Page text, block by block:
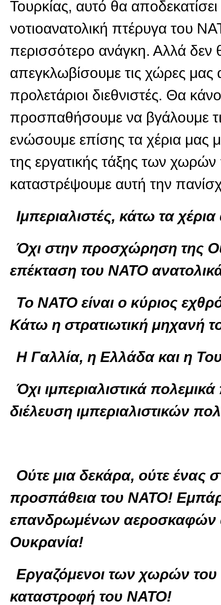
Τουρκίας, αυτό θα
νοτιοανατολική πτέρυγα του
περισσότερο ανάγκη. Αλλά δεν
απεγκλωβίσουμε τις χώρες
προλετάριοι διεθνιστές. Θα
προσπαθήσουμε να βγάλουμε
ενώσουμε επίσης τα χέρια μας
της εργατικής τάξης των
καταστρέψουμε αυτή την
Ιμπεριαλιστές, κάτω τα
Όχι στην προσχώρηση της
επέκταση του ΝΑΤΟ
Το ΝΑΤΟ είναι ο κύριος
Κάτω η στρατιωτική μηχανή
Η Γαλλία, η Ελλάδα και η
Όχι ιμπεριαλιστικά
διέλευση ιμπεριαλιστικών
Ούτε μια δεκάρα, ούτε ένας
προσπάθεια του ΝΑΤΟ!
επανδρωμένων αεροσκαφών
Ουκρανία!
Εργαζόμενοι των χωρών του
καταστροφή του ΝΑΤΟ!